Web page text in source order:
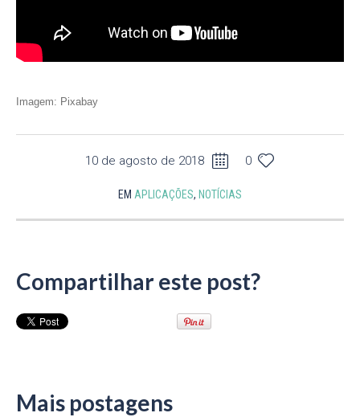
Imagem: Pixabay
10 de agosto de 2018 0
EM APLICAÇÕES, NOTÍCIAS
Compartilhar este post?
Mais postagens